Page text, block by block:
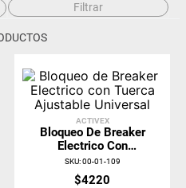
Filtrar
ACTIVEX
Bloqueo De Breaker
Electrico Con
Tuerca Ajustable
Universal
SKU:00-01-109
$4220
casco